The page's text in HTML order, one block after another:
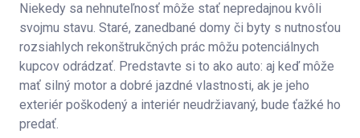
Niekedy sa nehnuteľnosť môže stať nepredajnou kvôli
svojmu stavu. Staré, zanedbané domy či byty s nutnosťou
rozsiahlych rekonštrukčných prác môžu potenciálnych
kupcov odrádzať. Predstavte si to ako auto: aj keď môže
mať silný motor a dobré jazdné vlastnosti, ak je jeho
exteriér poškodený a interiér neudržiavaný, bude ťažké ho
predať.